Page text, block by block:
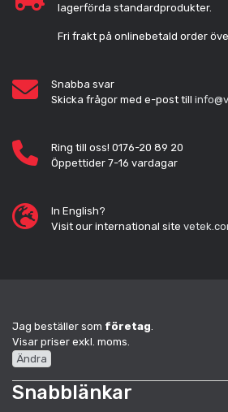
lagerförda standardprodukter.
Fri frakt på onlinebetald order
Snabba svar
Skicka frågor med e-post till
Ring till oss! 0176-20 89 20
Öppettider 7-16 vardagar
In English?
Visit our international site
Jag beställer som företag.
Visar priser exkl. moms.
Ändra
Snabblänkar